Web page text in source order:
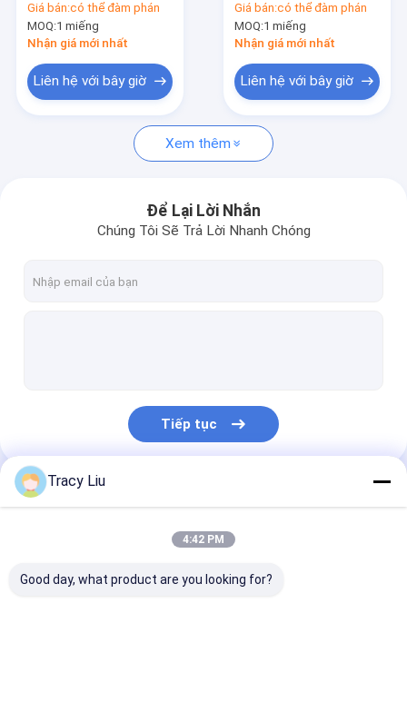
Tin tức
Yêu cầu Đặt giá
Thép thép nhẹ
Vỏ sơn thép
Mục tiêu phún xạ titan
Bộ phận Titan gia công CNC
Giá bán:có thể đàm phán
MOQ:1 miếng
Nhận giá mới nhất
Liên hệ với bây giờ
Titan Đường kính 10-
3000mm
Giá bán:có thể đàm phán
MOQ:1 miếng
Nhận giá mới nhất
Liên hệ với bây giờ
Xem thêm
Để Lại Lời Nhắn
Chúng Tôi Sẽ Trả Lời Nhanh Chóng
Tiếp tục
Danh Mục Của Chúng Tôi
Tracy Liu
4:42 PM
Good day, what product are you looking for?